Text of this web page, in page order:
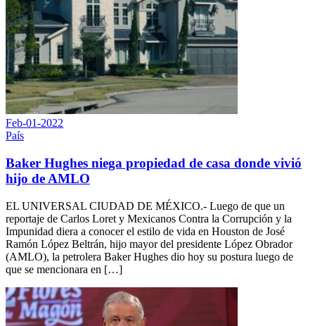
Feb-01-2022
País
Baker Hughes niega propiedad de casa donde vivió
hijo de AMLO
EL UNIVERSAL CIUDAD DE MÉXICO.- Luego de que un
reportaje de Carlos Loret y Mexicanos Contra la Corrupción y la
Impunidad diera a conocer el estilo de vida en Houston de José
Ramón López Beltrán, hijo mayor del presidente López Obrador
(AMLO), la petrolera Baker Hughes dio hoy su postura luego de
que se mencionara en […]